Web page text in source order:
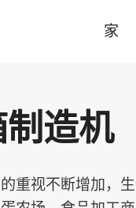
家
造机
重视不断增加，